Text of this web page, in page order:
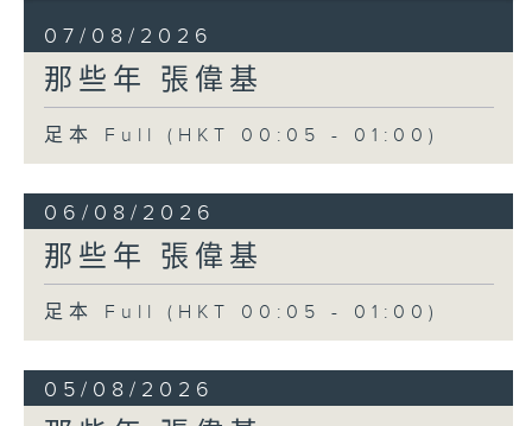
07/08/2026
那些年 張偉基
足本 Full (HKT 00:05 - 01:00)
06/08/2026
那些年 張偉基
足本 Full (HKT 00:05 - 01:00)
05/08/2026